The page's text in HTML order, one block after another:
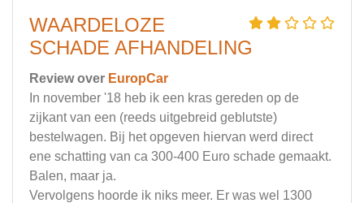
WAARDELOZE
SCHADE AFHANDELING
Review over EuropCar
In november '18 heb ik een kras gereden op de
zijkant van een (reeds uitgebreid geblutste)
bestelwagen. Bij het opgeven hiervan werd direct
ene schatting van ca 300-400 Euro schade gemaakt.
Balen, maar ja.
Vervolgens hoorde ik niks meer. Er was wel 1300